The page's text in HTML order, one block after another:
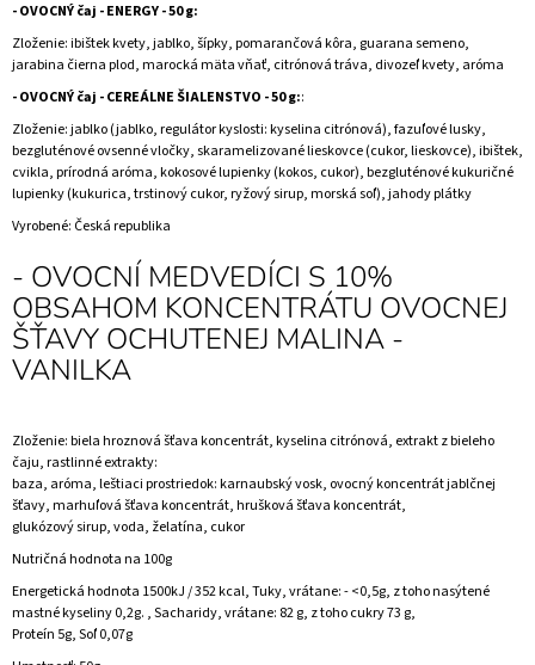
- OVOCNÝ čaj - ENERGY - 50 g:
Zloženie: ibištek kvety, jablko, šípky, pomarančová kôra, guarana semeno,
jarabina čierna plod, marocká mäta vňať, citrónová tráva, divozeľ kvety, aróma
-OVOCNÝ čaj - CEREÁLNE ŠIALENSTVO - 50 g::
Zloženie: jablko (jablko, regulátor kyslosti: kyselina citrónová), fazuľové lusky,
bezgluténové ovsenné vločky, skaramelizované lieskovce (cukor, lieskovce), ibištek,
cvikla, prírodná aróma, kokosové lupienky (kokos, cukor), bezgluténové kukuričné
lupienky (kukurica, trstinový cukor, ryžový sirup, morská soľ), jahody plátky
Vyrobené: Česká republika
- OVOCNÍ MEDVEDÍCI S 10%
OBSAHOM KONCENTRÁTU OVOCNEJ
ŠŤAVY OCHUTENEJ MALINA -
VANILKA
Zloženie: biela hroznová šťava koncentrát, kyselina citrónová, extrakt z bieleho
čaju, rastlinné extrakty:
baza, aróma, leštiaci prostriedok: karnaubský vosk, ovocný koncentrát jablčnej
šťavy, marhuľová šťava koncentrát, hrušková šťava koncentrát,
glukózový sirup, voda, želatína, cukor
Nutričná hodnota na 100g
Energetická hodnota 1500kJ / 352 kcal, Tuky, vrátane: - <0,5g, z toho nasýtené
mastné kyseliny 0,2g. , Sacharidy, vrátane: 82 g, z toho cukry 73 g,
Proteín 5g, Soľ 0,07g